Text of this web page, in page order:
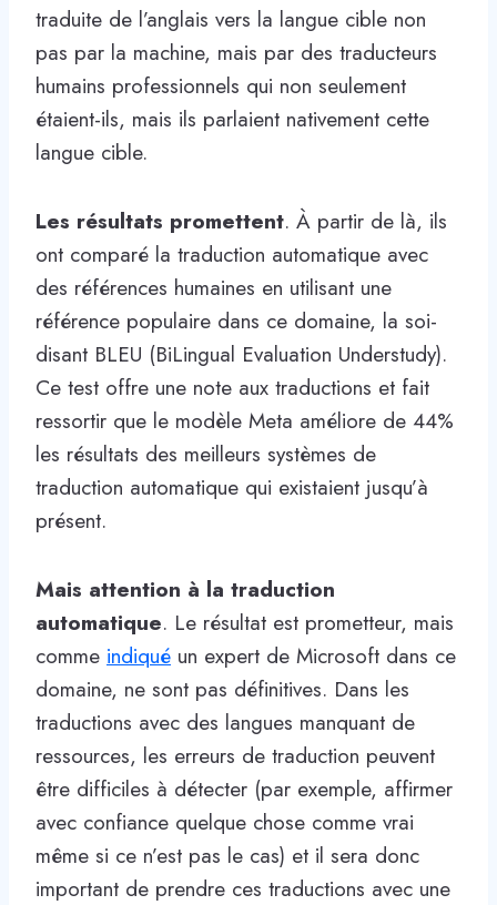
traduite de l’anglais vers la langue cible non
pas par la machine, mais par des traducteurs
humains professionnels qui non seulement
étaient-ils, mais ils parlaient nativement cette
langue cible.
Les résultats promettent. À partir de là, ils
ont comparé la traduction automatique avec
des références humaines en utilisant une
référence populaire dans ce domaine, la soi-
disant BLEU (BiLingual Evaluation Understudy).
Ce test offre une note aux traductions et fait
ressortir que le modèle Meta améliore de 44%
les résultats des meilleurs systèmes de
traduction automatique qui existaient jusqu’à
présent.
Mais attention à la traduction
automatique. Le résultat est prometteur, mais
comme indiqué un expert de Microsoft dans ce
domaine, ne sont pas définitives. Dans les
traductions avec des langues manquant de
ressources, les erreurs de traduction peuvent
être difficiles à détecter (par exemple, affirmer
avec confiance quelque chose comme vrai
même si ce n’est pas le cas) et il sera donc
important de prendre ces traductions avec une